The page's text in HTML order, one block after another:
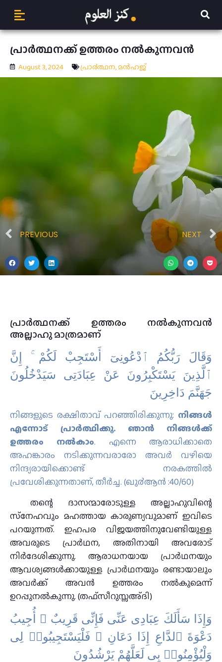
പ്രാര്‍ത്ഥനക്ക് ഉത്തരം നൽകുന്നവൻ
August 3, 2024 പ്രാ൪ത്ഥന,മന്‍ഹജ്
PREVIOUS NEXT
പ്രാര്‍ത്ഥനക്ക് ഉത്തരം നൽകുന്നവൻ
അല്ലാഹു മാത്രമാണ്
ﻭَﻗَﺎﻝَ ﺭَﺑُّﻜُﻢُ ٱﺩْﻋُﻮﻧِﻰٓ ﺃَﺳْﺘَﺠِﺐْ ﻟَﻜُﻢْ ۚ ﺇِﻥَّ
ٱﻟَّﺬِﻳﻦَ ﻳَﺴْﺘَﻜْﺒِﺮُﻭﻥَ ﻋَﻦْ ﻋِﺒَﺎﺩَﺗِﻰ ﺳَﻴَﺪْﺧُﻠُﻮﻥَ
ﺟَﻬَﻨَّﻢَ ﺩَاﺧِﺮِﻳﻦَ
നിങ്ങളുടെ രക്ഷിതാവ് പറഞ്ഞിരിക്കുന്നു: നിങ്ങള്‍
എന്നോട് പ്രാര്‍ത്ഥിക്കൂ. ഞാന്‍ നിങ്ങള്‍ക്ക്
ഉത്തരം നല്‍കാം. എന്നെ ആരാധിക്കാതെ
അഹങ്കാരം നടിക്കുന്നവരാരോ അവര്‍ വഴിയെ
നിന്ദ്യരായിക്കൊണ്ട് നരകത്തില്‍
പ്രവേശിക്കുന്നതാണ്‌, തീര്‍ച്ച. (ഖു൪ആന്‍ :40/60)
തന്റെ ദാസന്മാരോടുള്ള അല്ലാഹുവിന്റെ
സ്‌നേഹവും മഹത്തായ കാരുണ്യവുമാണ് ഇവിടെ
പറയുന്നത്. ഇഹപര വിജയത്തിനുവേണ്ടിയുള്ള
അവരുടെ പ്രാർഥന, അതിനായി അവരോട്
നിർദേശിക്കുന്നു. ആരാധനയായ പ്രാർഥനയും
ആവശ്യങ്ങൾക്കായുള്ള പ്രാർഥനയും രണ്ടായാലും
അവർക്ക് അവൻ ഉത്തരം നൽകുമെന്ന്
ഉറപ്പുനൽകുന്നു. (തഫ്സീറുസ്സഅ്ദി)
ﻭَﺇِﺫَا ﺳَﺄَﻟَﻚَ ﻋِﺒَﺎﺩِﻯ ﻋَﻨِّﻰ ﻓَﺈِﻧِّﻰ ﻗَﺮِﻳﺐٌ ۖ ﺃُﺟِﻴﺐُ
ﺩَﻋْﻮَﺓَ ٱﻟﺪَّاﻉِ ﺇِﺫَا ﺩَﻋَﺎﻥِ ۖ ﻓَﻠْﻴَﺴْﺘَﺠِﻴﺒُﻮا۟ ﻟِﻰ
ﻭَﻟْﻴُﺆْﻣِﻨُﻮا۟ ﺑِﻰ ﻟَﻌَﻠَّﻬُﻢْ ﻳَﺮْﺷُﺪُﻭﻥَ